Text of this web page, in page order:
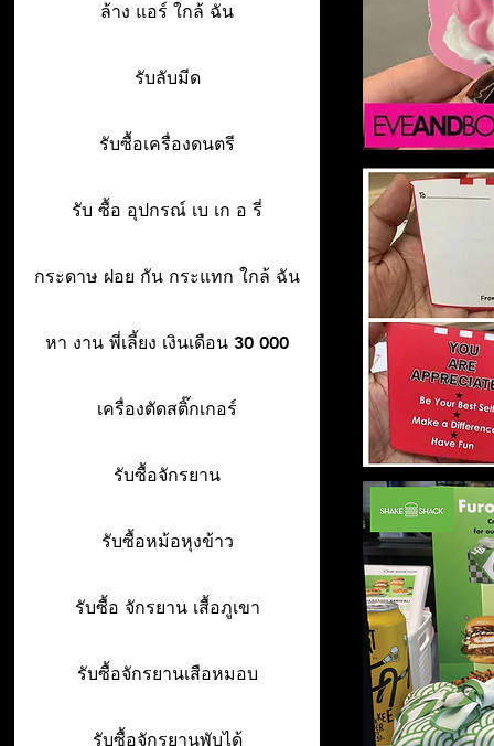
ล้าง แอร์ ใกล้ ฉัน
รับลับมีด
รับซื้อเครื่องดนตรี
รับ ซื้อ อุปกรณ์ เบ เก อ รี่
กระดาษ ฝอย กัน กระแทก ใกล้ ฉัน
หา งาน พี่เลี้ยง เงินเดือน 30 000
เครื่องตัดสติ๊กเกอร์
รับซื้อจักรยาน
รับซื้อหม้อหุงข้าว
รับซื้อ จักรยาน เสื้อภูเขา
รับซื้อจักรยานเสือหมอบ
รับซื้อจักรยานพับได้